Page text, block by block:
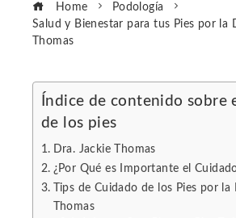
Home
Podología
Salud y Bienestar para tus Pies por la
Thomas
Índice de contenido sobre
de los pies
Dra. Jackie Thomas
¿Por Qué es Importante el
Tips de Cuidado de los Pies por la
Thomas